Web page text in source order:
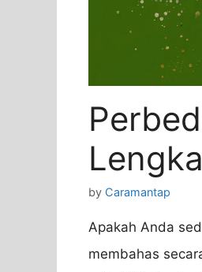
by Caramantap
Apakah Anda
membahas